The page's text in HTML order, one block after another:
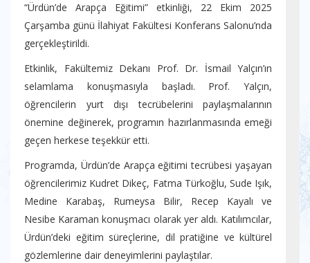
“Ürdün’de Arapça Eğitimi” etkinliği, 22 Ekim 2025
Çarşamba günü İlahiyat Fakültesi Konferans Salonu’nda
gerçekleştirildi.
Etkinlik, Fakültemiz Dekanı Prof. Dr. İsmail Yalçın’ın
selamlama konuşmasıyla başladı. Prof. Yalçın,
öğrencilerin yurt dışı tecrübelerini paylaşmalarının
önemine değinerek, programın hazırlanmasında emeği
geçen herkese teşekkür etti.
Programda, Ürdün’de Arapça eğitimi tecrübesi yaşayan
öğrencilerimiz Kudret Dikeç, Fatma Türkoğlu, Sude Işık,
Medine Karabaş, Rumeysa Bilir, Recep Kayalı ve
Nesibe Karaman konuşmacı olarak yer aldı. Katılımcılar,
Ürdün’deki eğitim süreçlerine, dil pratiğine ve kültürel
gözlemlerine dair deneyimlerini paylaştılar.